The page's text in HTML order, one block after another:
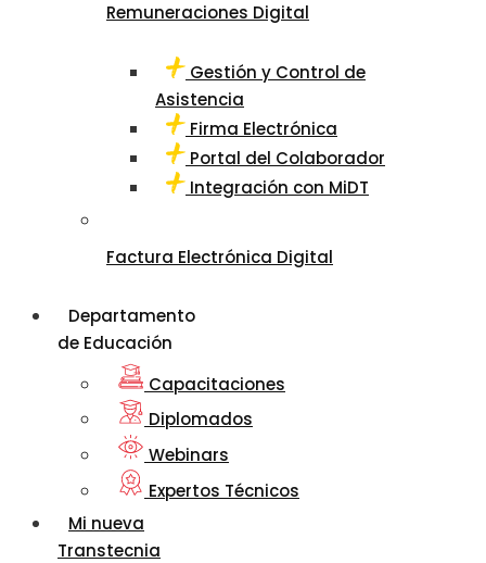
Remuneraciones Digital
Gestión y Control de
Asistencia
Firma Electrónica
Portal del Colaborador
Integración con MiDT
Factura Electrónica Digital
Departamento
de Educación
Capacitaciones
Diplomados
Webinars
Expertos Técnicos
Mi nueva
Transtecnia